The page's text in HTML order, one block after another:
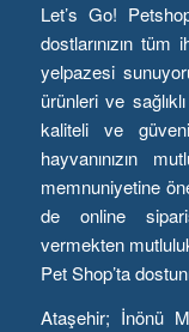
Let’s Go!
dostlarınızın tüm
yelpazesi
ürünleri ve
kaliteli ve
hayvanınızın
memnuniyetine
de online
vermekten
Pet Shop’ta
Ataşehir; İnönü